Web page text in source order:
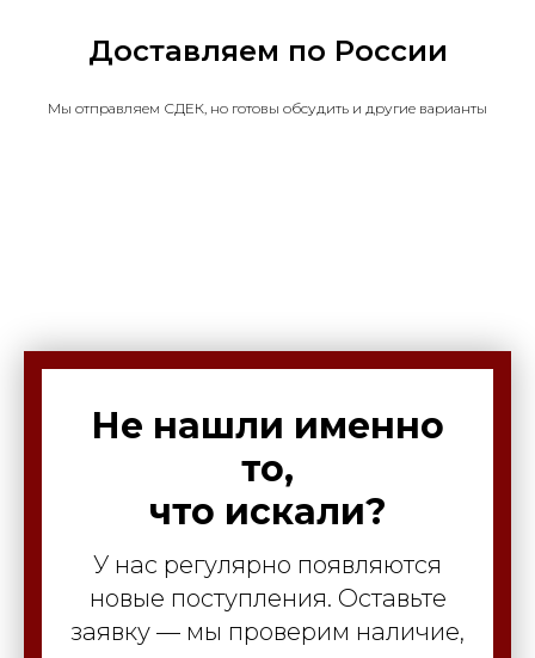
Доставляем по России
Мы отправляем СДЕК, но готовы обсудить и другие варианты
Не нашли именно
то,
что искали?
У нас регулярно появляются
новые поступления. Оставьте
заявку — мы проверим наличие,